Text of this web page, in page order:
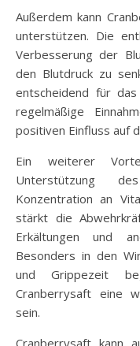
Außerdem kann
unterstützen. Die
Verbesserung der
den Blutdruck zu
entscheidend für
regelmäßige
positiven Einfluss auf
Ein weiterer
Unterstützung
Konzentration an
stärkt die
Erkältungen und
Besonders in den
und Grippezeit
Cranberrysaft eine
sein.
Cranberrysaft kann